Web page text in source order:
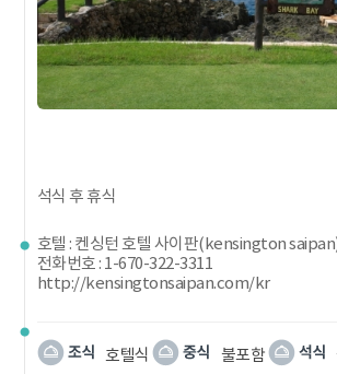
석식 후 휴식
호텔 : 켄싱턴 호텔 사이판(kensington
전화번호 : 1-670-322-3311
http://kensingtonsaipan.com/kr
호텔식 불포함